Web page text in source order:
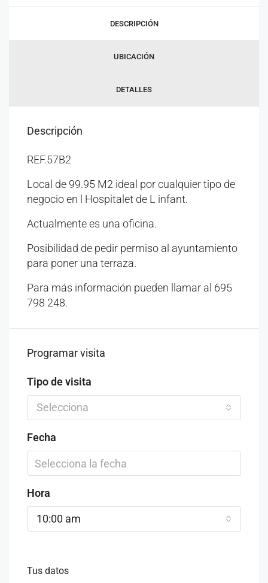
DESCRIPCIÓN
UBICACIÓN
DETALLES
Descripción
REF.57B2
Local de 99.95 M2 ideal por cualquier tipo de
negocio en l Hospitalet de L infant.
Actualmente es una oficina.
Posibilidad de pedir permiso al ayuntamiento
para poner una terraza.
Para más información pueden llamar al 695
798 248.
Programar visita
Tipo de visita
Selecciona
Fecha
Hora
10:00 am
Tus datos